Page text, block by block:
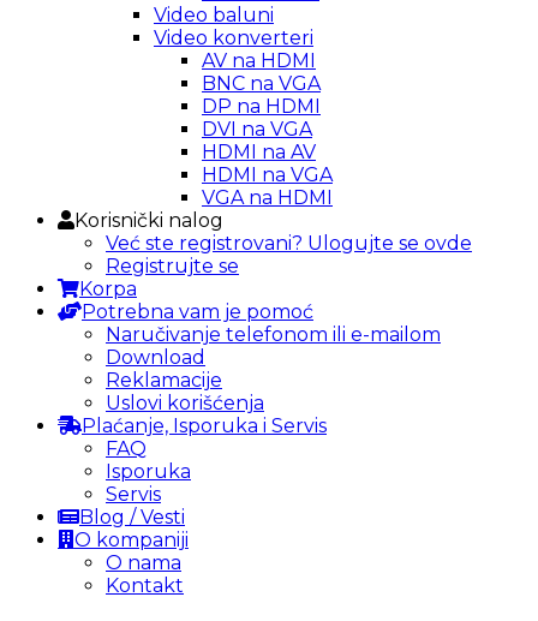
Video baluni
Video konverteri
AV na HDMI
BNC na VGA
DP na HDMI
DVI na VGA
HDMI na AV
HDMI na VGA
VGA na HDMI
Korisnički nalog
Već ste registrovani? Ulogujte se ovde
Registrujte se
Korpa
Potrebna vam je pomoć
Naručivanje telefonom ili e-mailom
Download
Reklamacije
Uslovi korišćenja
Plaćanje, Isporuka i Servis
FAQ
Isporuka
Servis
Blog / Vesti
O kompaniji
O nama
Kontakt